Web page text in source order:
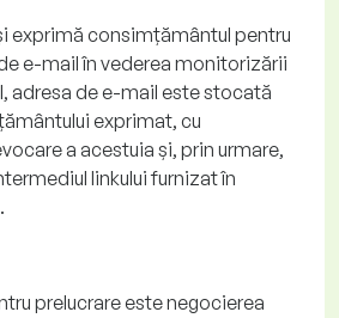
exprimă consimțământul pentru
e-mail învederea monitorizării
, adresa de e-mail este stocată
exprimat, cu
a acestuia și, prin urmare,
linkului furnizat în
prelucrareeste negocierea